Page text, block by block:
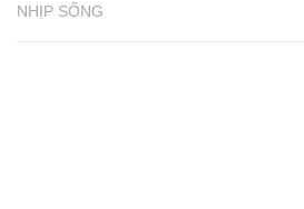
NHỊP SỐNG